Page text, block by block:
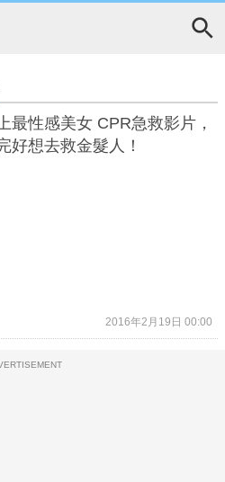
最性感美女 CPR急救影片，
好想去救金髮人！
2016年2月19日 00:00